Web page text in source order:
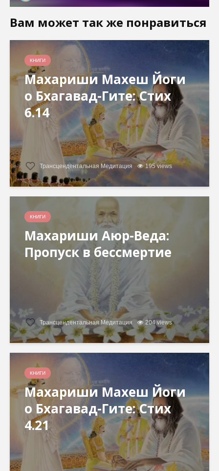
Вам может так же понравиться
КНИГИ
Махариши Махеш Йоги
о Бхагавад-Гите: Стих
6.14
Трансцендентальная Медитация 195 views
КНИГИ
Махариши Аюр-Веда:
Пропуск в бессмертие
Трансцендентальная Медитация 204 views
КНИГИ
Махариши Махеш Йоги
о Бхагавад-Гите: Стих
4.21